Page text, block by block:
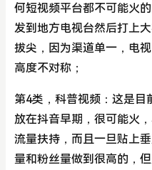
何短视频平台都不可能火
发到地方电视台然后打上
拔尖，因为渠道单一，电
高度不对称；
第4类，科普视频：这是目
放在抖音早期，很可能火
流量扶持，而且一旦贴上
量和粉丝量做到很高的，